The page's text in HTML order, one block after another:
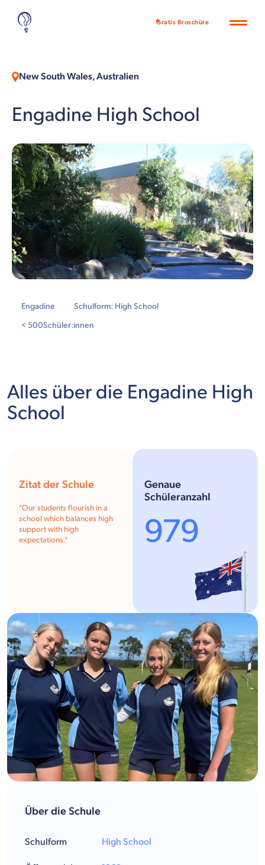
Gratis Broschüre
New South Wales, Australien
Engadine High School
Engadine
Schulform: High School
< 500Schüler:innen
Alles über die Engadine High
School
Über die Schule
Schulform High School
Zitat der Schule
"Our students flourish in a
school which balances high
support with high
expectations."
Genaue
Schüleranzahl
979